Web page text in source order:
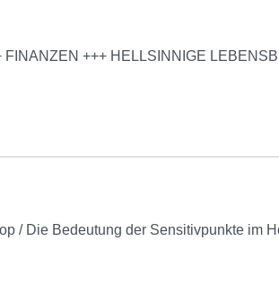
+++ HELLSINNIGE
/ Die Bedeutung der Sensitivpunkte im